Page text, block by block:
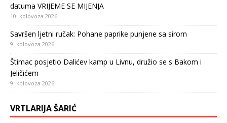
datuma VRIJEME SE MIJENJA
10. kolovoza 2026.
Savršen ljetni ručak: Pohane paprike punjene sa sirom
9. kolovoza 2026.
Štimac posjetio Dalićev kamp u Livnu, družio se s Bakom i
Jeličićem
9. kolovoza 2026.
VRTLARIJA ŠARIĆ